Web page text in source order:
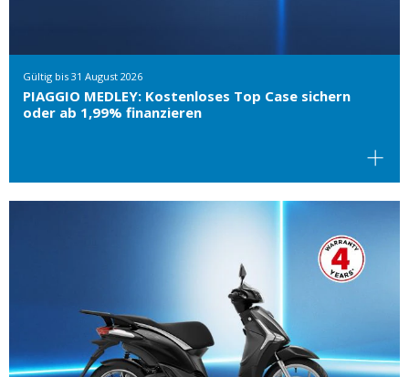
Gültig bis 31 August 2026
PIAGGIO MEDLEY: Kostenloses Top Case sichern
oder ab 1,99% finanzieren